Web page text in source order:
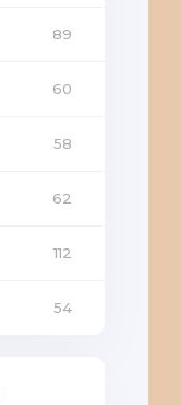
89
60
58
62
112
54